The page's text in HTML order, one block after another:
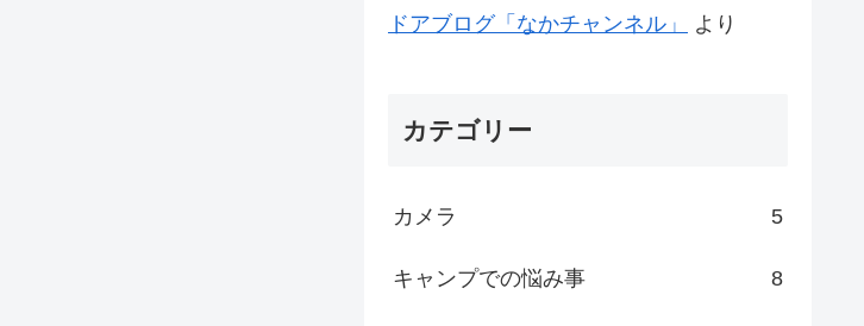
ドアブログ「なかチャンネル」
より
カテゴリー
カメラ 5
キャンプでの悩み事 8